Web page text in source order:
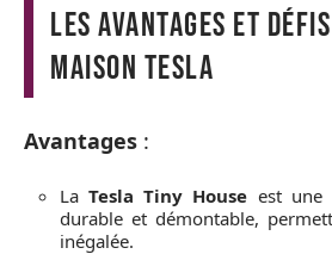
Les avantages et
maison Tesla
Avantages :
LaTesla Tiny House est une
durable et démontable,
inégalée.